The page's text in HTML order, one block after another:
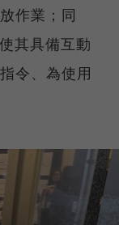
作業；同
其具備互動
令、為使用